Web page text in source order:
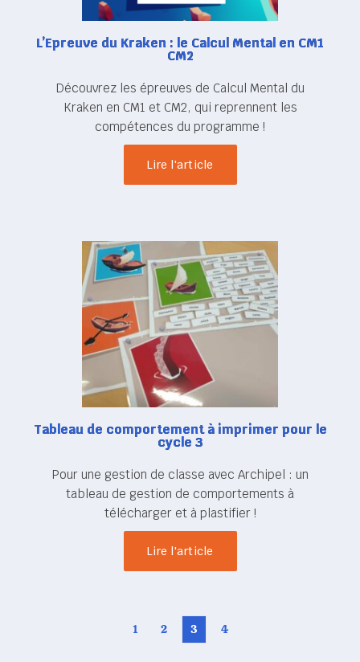
L’Epreuve du Kraken : le Calcul Mental en CM1
CM2
Découvrez les épreuves de Calcul Mental du
Kraken en CM1 et CM2, qui reprennent les
compétences du programme !
Lire l'article
Tableau de comportement à imprimer pour le
cycle 3
Pour une gestion de classe avec Archipel : un
tableau de gestion de comportements à
télécharger et à plastifier !
Lire l'article
1 2 3 4